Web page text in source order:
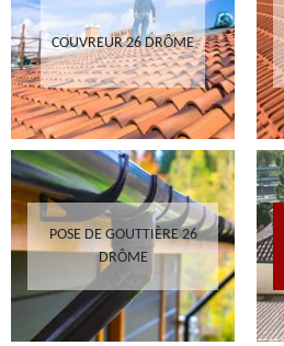
COUVREUR 26 DRÔME
POSE DE GOUTTIÈRE 26
DRÔME